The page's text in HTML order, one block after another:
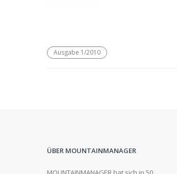
Ausgabe 1/2010
ÜBER MOUNTAINMANAGER